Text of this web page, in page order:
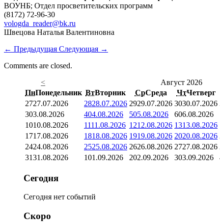
ВОУНБ; Отдел просветительских программ
(8172) 72-96-30
vologda_reader@bk.ru
Швецова Наталья Валентиновна
← Предыдущая Следующая →
Comments are closed.
<
Август 2026
ПнПонедельник ВтВторник СрСреда ЧтЧетверг
2727.07.2026 2828.07.2026 2929.07.2026 3030.07.2026
303.08.2026 404.08.2026 505.08.2026 606.08.2026
1010.08.2026 1111.08.2026 1212.08.2026 1313.08.2026
1717.08.2026 1818.08.2026 1919.08.2026 2020.08.2026
2424.08.2026 2525.08.2026 2626.08.2026 2727.08.2026
3131.08.2026 101.09.2026 202.09.2026 303.09.2026
Сегодня
Сегодня нет событий
Скоро